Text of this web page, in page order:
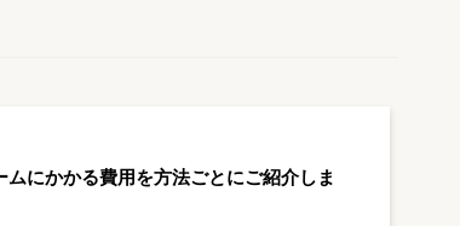
ムにかかる費用を方法ごとにご紹介しま